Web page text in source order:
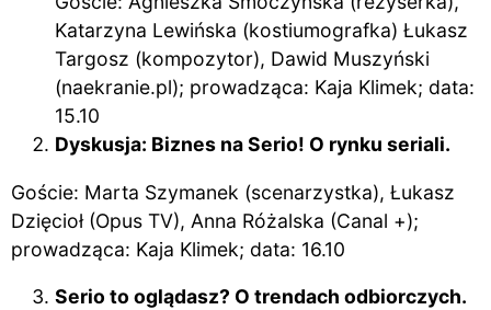
Katarzyna Lewińska (kostiumografka) Łukasz
Targosz (kompozytor), Dawid Muszyński
(naekranie.pl); prowadząca: Kaja Klimek; data:
15.10
Dyskusja: Biznes na Serio! O rynku seriali.
Goście: Marta Szymanek (scenarzystka), Łukasz
Dzięcioł (Opus TV), Anna Różalska (Canal +);
prowadząca: Kaja Klimek; data: 16.10
Serio to oglądasz? O trendach odbiorczych.